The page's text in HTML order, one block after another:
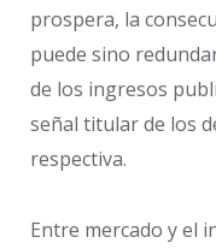
prospera, la
puede sino
de los ingresos
señal titular de los
respectiva.
Entre mercado y el